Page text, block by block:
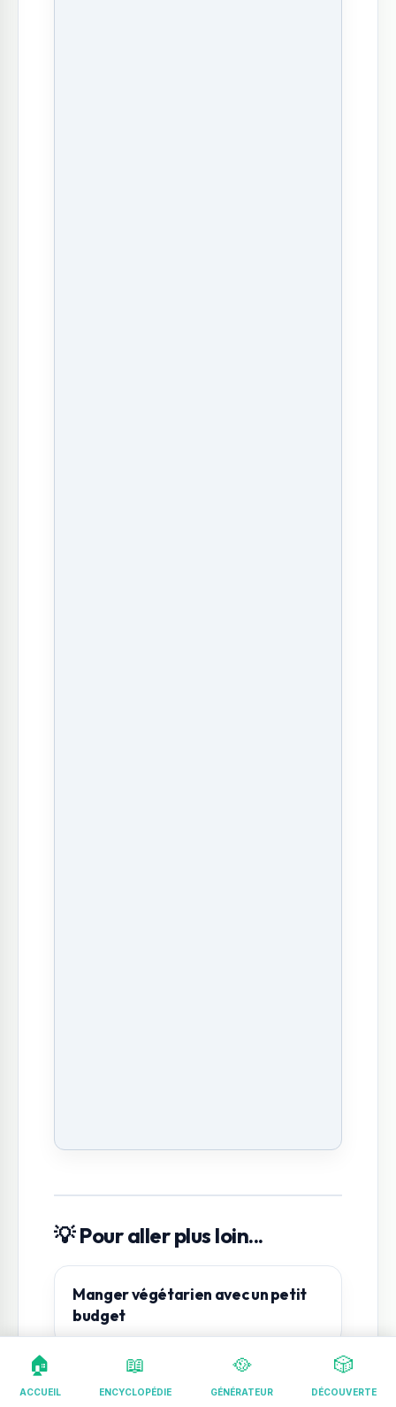
💡 Pour aller plus loin...
Manger végétarien avec un petit
budget
Éviter les carences (B12, Fer, Zinc)
🏠
ACCUEIL
📖
ENCYCLOPÉDIE
🥘
GÉNÉRATEUR
🎲
DÉCOUVERTE